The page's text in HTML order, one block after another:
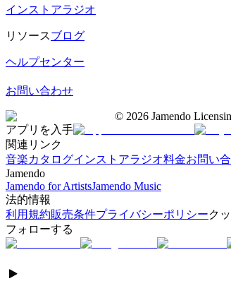
インストアラジオ
リソースブログ
ヘルプセンター
お問い合わせ
© 2026 Jamendo
アプリを入手
関連リンク
音楽カタログインストアラジオ料金お問い
Jamendo
Jamendo for ArtistsJamendo Music
法的情報
利用規約販売条件プライバシーポリシーク
フォローする